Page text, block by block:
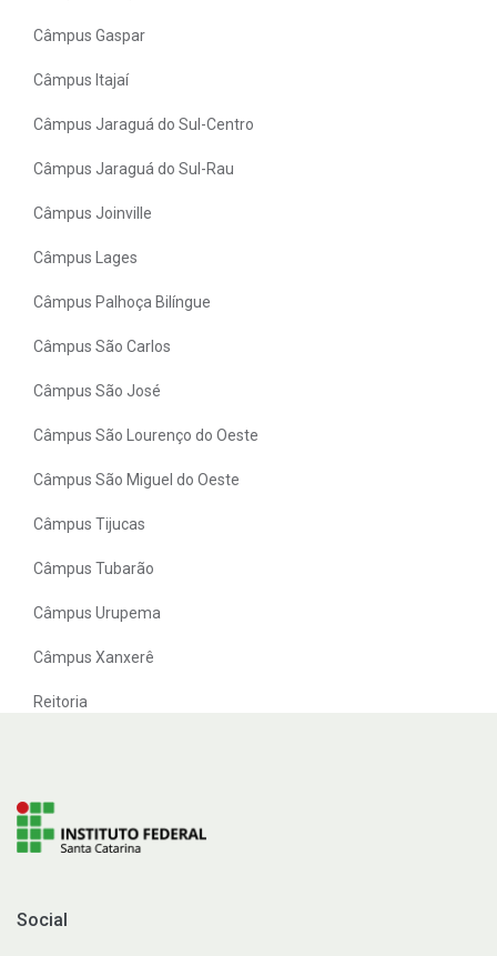
Câmpus Gaspar
Câmpus Itajaí
Câmpus Jaraguá do Sul-Centro
Câmpus Jaraguá do Sul-Rau
Câmpus Joinville
Câmpus Lages
Câmpus Palhoça Bilíngue
Câmpus São Carlos
Câmpus São José
Câmpus São Lourenço do Oeste
Câmpus São Miguel do Oeste
Câmpus Tijucas
Câmpus Tubarão
Câmpus Urupema
Câmpus Xanxerê
Reitoria
Social